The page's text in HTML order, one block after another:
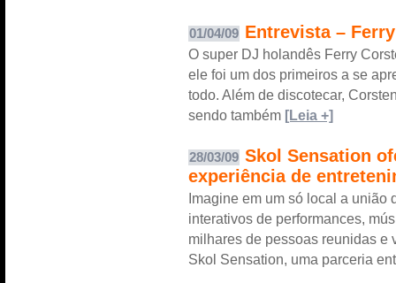
01/04/09 Entrevista –
O super DJ holandês Ferry
ele foi um dos primeiros a se
todo. Além de discotecar,
sendo também [Leia +]
28/03/09 Skol Sensation
experiência de
Imagine em um só local a união
interativos de performances,
milhares de pessoas reunidas e
Skol Sensation, uma parceria